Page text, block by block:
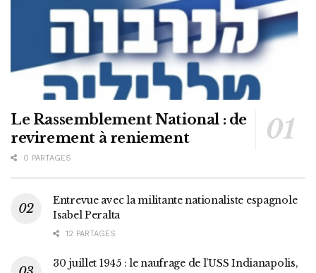
Le Rassemblement National : de
revirement à reniement
0 PARTAGES
Entrevue avec la militante nationaliste espagnole
Isabel Peralta
12 PARTAGES
30 juillet 1945 : le naufrage de l’USS Indianapolis,